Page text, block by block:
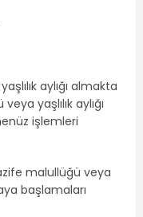
aylığı almakta
yaşlılık aylığı
işlemleri
malullüğü veya
başlamaları